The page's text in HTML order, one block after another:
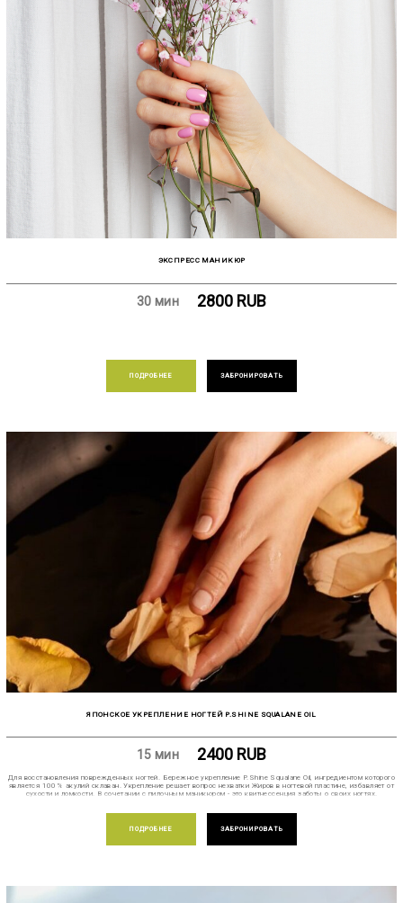
ЭКСПРЕСС МАНИКЮР
30 мин 2800 RUB
ПОДРОБНЕЕ ЗАБРОНИРОВАТЬ
ЯПОНСКОЕ УКРЕПЛЕНИЕ НОГТЕЙ P.SHINE SQUALANE OIL
15 мин 2400 RUB
Для восстановления поврежденных ногтей. Бережное укрепление P.Shine Squalane Oil, ингредиентом которого
является 100% акулий склаван. Укрепление решает вопрос нехватки Жиров в ногтевой пластине, избавляет от
сухости и ломкости. В сочетании с пилочным маникюром - это квитнессенция заботы о своих ногтях.
ПОДРОБНЕЕ ЗАБРОНИРОВАТЬ